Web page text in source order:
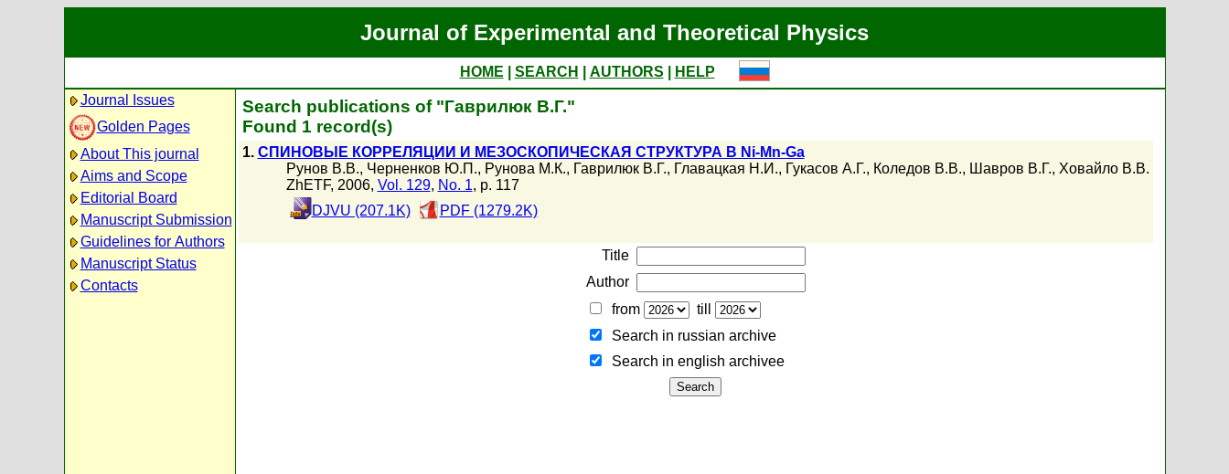
Journal of Experimental and Theoretical Physics
HOME SEARCH AUTHORS
HELP
Journal Issues
Golden Pages
About This journal
Aims and Scope
Editorial Board
Manuscript Submission
Guidelines for Authors
Manuscript Status
Contacts
Search publications of "Гаврилюк В.Г."
Found 1 record(s)
1. СПИНОВЫЕ КОРРЕЛЯЦИИ И МЕЗОСКОПИЧЕСКАЯ СТРУКТУРА В Ni-Mn-Ga
Рунов В.В., Черненков Ю.П., Рунова М.К., Гаврилюк В.Г., Главацкая Н.И., Гукасов А.Г., Коледов В.В., Шавров В.Г., Ховайло В.В.
ZhETF, 2006, Vol. 129, No. 1, p. 117
DJVU (207.1K)
PDF (1279.2K)
Title
Author
from
till
Search in russian archive
Search in english archiveе